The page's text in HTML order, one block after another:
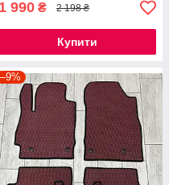
1 990 ₴ 2 198 ₴
Купити
–9%